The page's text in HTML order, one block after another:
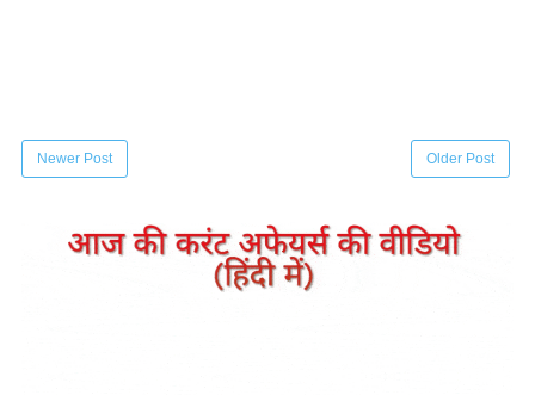
Newer Post Older Post